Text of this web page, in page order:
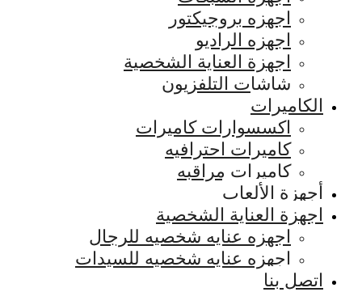
اجهزه بروجيكتور
اجهزه الراديو
اجهزة العناية الشخصية
شاشات التلفزيون
الكاميرات
اكسسوارات كاميرات
كاميرات احترافيه
كاميرات مراقبه
أجهزة الألعاب
اجهزة العناية الشخصية
اجهزه عنايه شخصيه للرجال
اجهزه عنايه شخصيه للسيدات
اتصل بنا